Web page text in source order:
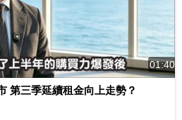
01:40
第三季延續租金向上走勢？